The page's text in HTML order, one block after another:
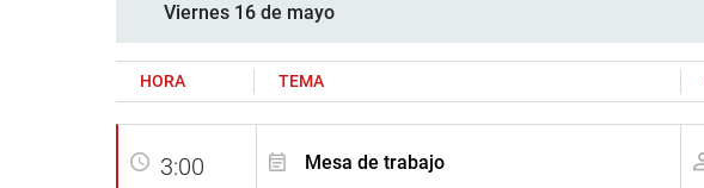
Viernes 16 de mayo
HORA TEMA
3:00
Mesa de trabajo